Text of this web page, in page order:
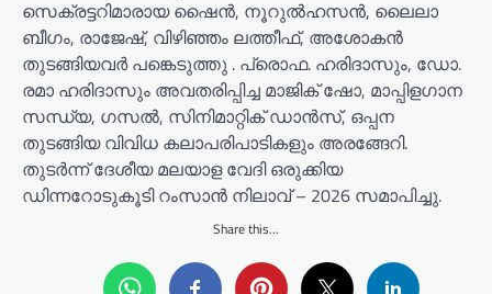
സെക്രട്ടറിമാരായ ഷൈൻ, നൂറുൽഹസൻ, ലൈലാ
ബീഗം, രാജേഷ്, വിഴിഞ്ഞം ലത്തീഫ്, അശോകൻ
തുടങ്ങിയവർ പങ്കെടുത്തു . പ്രൊഫ. ഹരിദാസും, ഡോ.
രമാ ഹരിദാസും അവതരിപ്പിച്ച മാജിക് ഷോ, മാപ്പിളഗാന
സന്ധ്യ, ഗസൽ, സിനിമാറ്റിക് ഡാൻസ്, ഒപ്പന
തുടങ്ങിയ വിവിധ കലാപരിപാടികളും അരങ്ങേറി.
തുടർന്ന് ദേശീയ മലയാള വേദി ഒരുക്കിയ
ഡിന്നറോടുകൂടി റംസാൻ നിലാവ് – 2026 സമാപിച്ചു.
Share this...